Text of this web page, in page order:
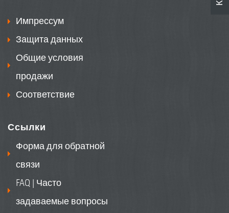
Импрессум
Защита данных
Общие условия
продажи
Соответствие
Ссылки
Форма для обратной
связи
FAQ | Часто
задаваемые вопросы